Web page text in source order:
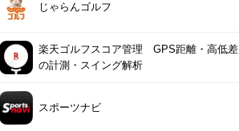
じゃらんゴルフ
楽天ゴルフスコア管理 GPS距離・高低差
の計測・スイング解析
スポーツナビ